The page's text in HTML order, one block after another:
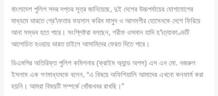
বাংলাদেশ পুলিশ সদর দপ্তর সূত্র জানিয়েছে, দুই দেশের উচ্চপর্যায়ের যোগাযোগের
মাধ্যমে ভারতে গ্রে’\ফতার ফয়সাল করিম মাসুদ ও আলমগীর হোসেনকে দেশে ফিরিয়ে
আনা সম্ভব হতে পারে। সংশ্লিষ্টরা বলছেন, শরীফ ওসমান হাদি হ’\ত্যাকাণ্ডটি
আলোচিত হওয়ায় ভারত চাইলে আসামিদের ফেরত দিতে পারে।
ডিএমপির অতিরিক্ত পুলিশ কমিশনার (ক্রাইম অ্যান্ড অপস) এস এন মো. নজরুল
ইসলাম এক গণমাধ্যমকে বলেন, “এ বিষয়ে অফিশিয়ালি আমাদের এখনো কনফার্ম করা
হয়নি। আমরা বিষয়টি সম্পর্কে খোঁজখবর রাখছি।”